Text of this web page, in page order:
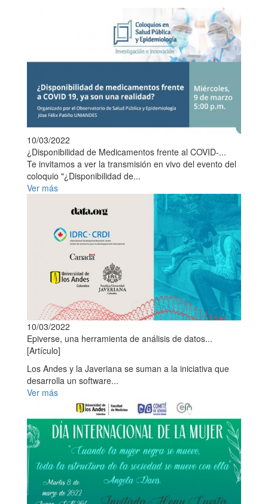
10/03/2022
¿Disponibilidad de Medicamentos frente al COVID-...
Te invitamos a ver la transmisión en vivo del evento del
coloquio "¿Disponibilidad de...
Ver más
10/03/2022
Epiverse, una herramienta de análisis de datos...
[Artículo]
Los Andes y la Javeriana se suman a la iniciativa que
desarrolla un software...
Ver más